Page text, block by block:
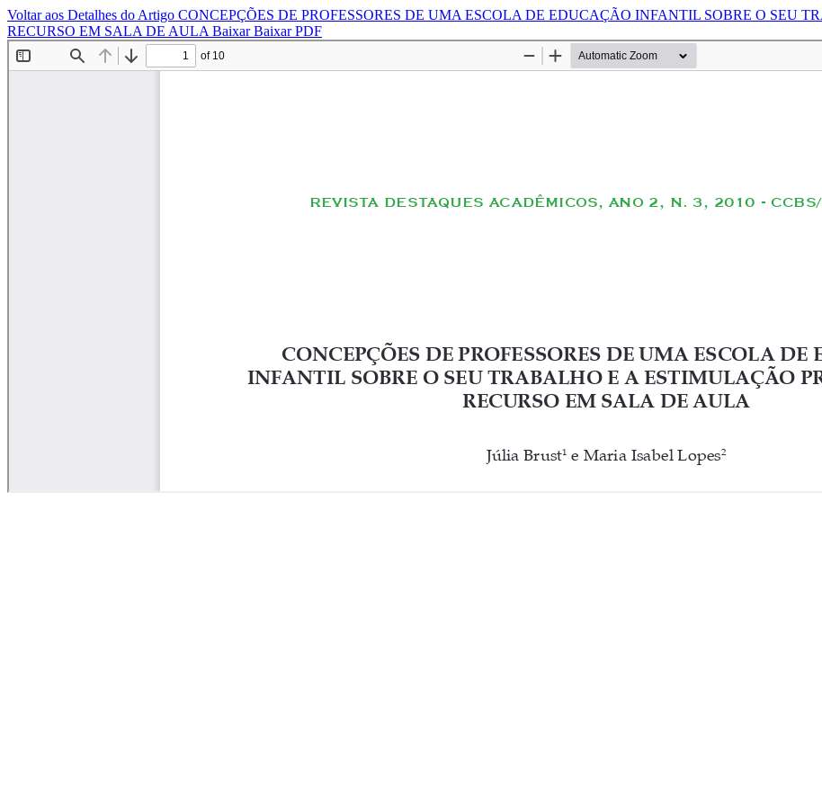
Voltar aos Detalhes do Artigo CONCEPÇÕES DE PROFESSORES DE UMA ESCOLA DE EDUCAÇÃO INFANTIL SOBRE O SEU
RECURSO EM SALA DE AULA BaixarBaixar PDF